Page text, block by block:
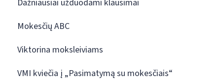
Dažniausiai užduodami klausimai
Mokesčių ABC
Viktorina moksleiviams
VMI kviečia į „Pasimatymą su mokesčiais“